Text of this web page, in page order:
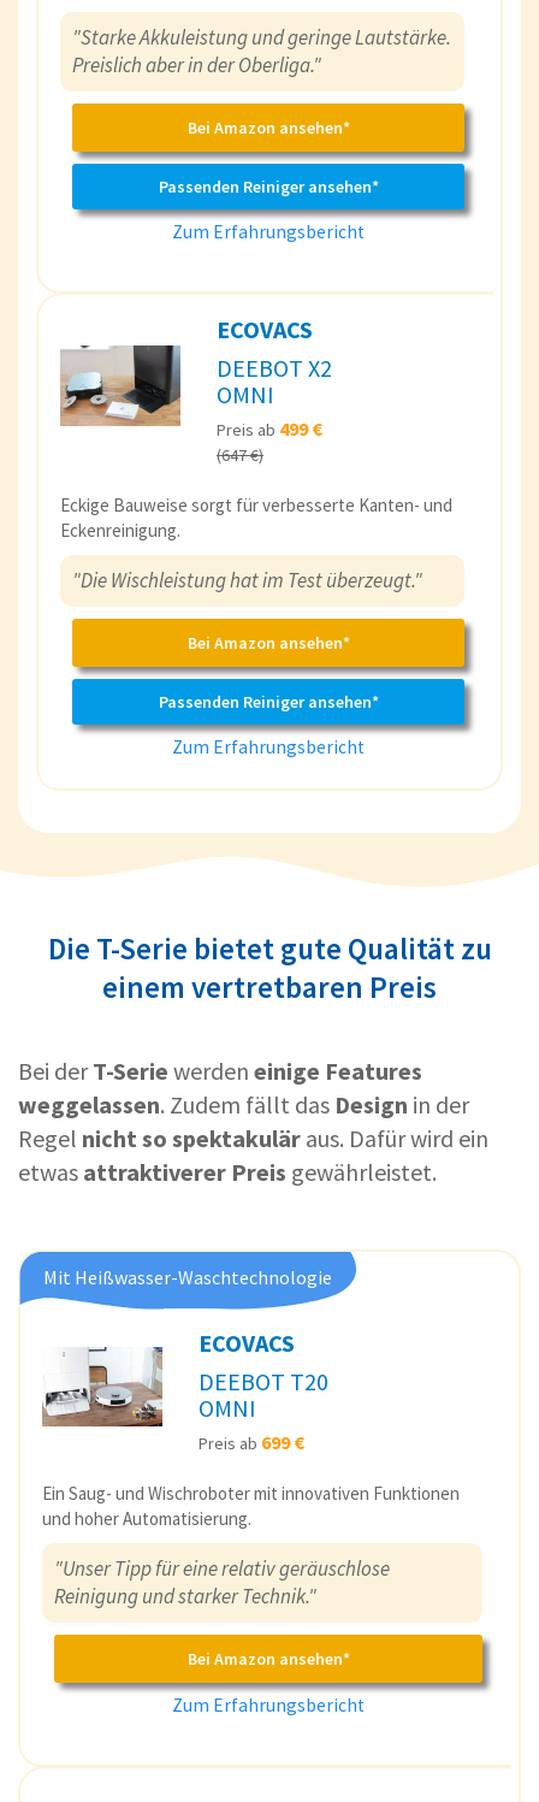
"Starke Akkuleistung und geringe Lautstärke.
Preislich aber in der Oberliga."
Bei Amazon ansehen*
Passenden Reiniger ansehen*
Zum Erfahrungsbericht
ECOVACS
DEEBOT X2
OMNI
Preis ab 499 €
(647 €)
Eckige Bauweise sorgt für verbesserte Kanten- und
Eckenreinigung.
"Die Wischleistung hat im Test überzeugt."
Bei Amazon ansehen*
Passenden Reiniger ansehen*
Zum Erfahrungsbericht
Die T-Serie bietet gute Qualität zu
einem vertretbaren Preis
Bei derT-Serie werden einige Features
weggelassen. Zudem fällt das Design in der
Regel nicht so spektakulär aus. Dafür wird ein
etwas attraktiverer Preis gewährleistet.
Mit Heißwasser-Waschtechnologie
ECOVACS
DEEBOT T20
OMNI
Preis ab 699 €
Ein Saug- und Wischroboter mit innovativen Funktionen
und hoher Automatisierung.
"Unser Tipp für eine relativ geräuschlose
Reinigung und starker Technik."
Bei Amazon ansehen*
Zum Erfahrungsbericht